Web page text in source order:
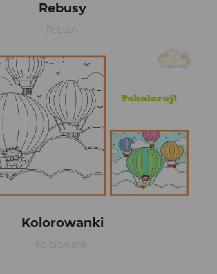
Rebusy
Rebusy
Kolorowanki
Kolorowanki